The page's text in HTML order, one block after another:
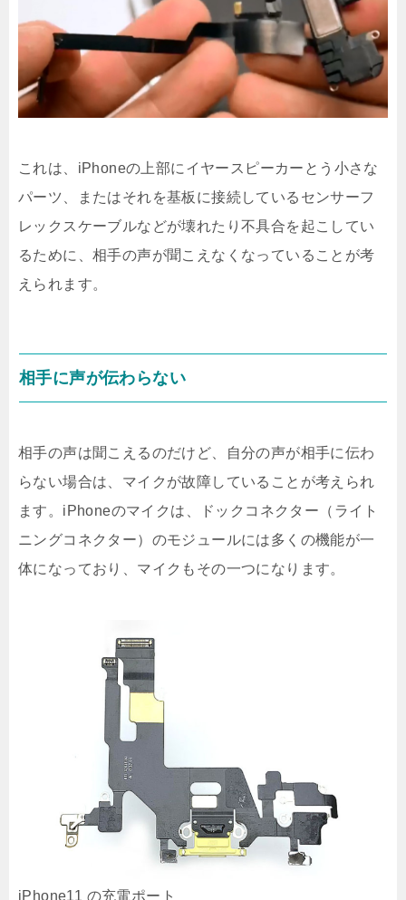
これは、iPhoneの上部にイヤースピーカーとう小さな
パーツ、またはそれを基板に接続しているセンサーフ
レックスケーブルなどが壊れたり不具合を起こしてい
るために、相手の声が聞こえなくなっていることが考
えられます。
相手に声が伝わらない
相手の声は聞こえるのだけど、自分の声が相手に伝わ
らない場合は、マイクが故障していることが考えられ
ます。iPhoneのマイクは、ドックコネクター（ライト
ニングコネクター）のモジュールには多くの機能が一
体になっており、マイクもその一つになります。
iPhone11 の充電ポート